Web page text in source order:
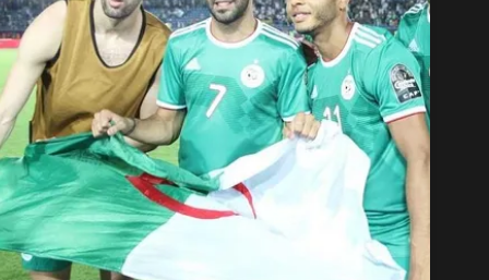
Classement
Paris sportifs